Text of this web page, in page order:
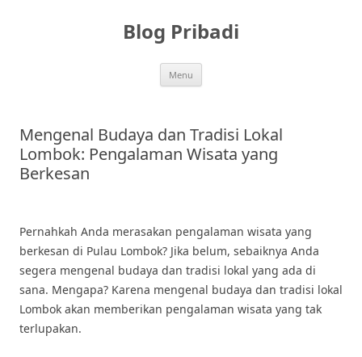
Blog Pribadi
Menu
Mengenal Budaya dan Tradisi Lokal
Lombok: Pengalaman Wisata yang
Berkesan
Pernahkah Anda merasakan pengalaman wisata yang
berkesan di Pulau Lombok? Jika belum, sebaiknya Anda
segera mengenal budaya dan tradisi lokal yang ada di
sana. Mengapa? Karena mengenal budaya dan tradisi lokal
Lombok akan memberikan pengalaman wisata yang tak
terlupakan.